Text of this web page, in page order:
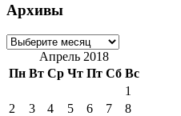
Архивы
Архивы
Апрель 2018
Пн Вт Ср Чт Пт Сб Вс
1
2
3 4 5 6 7
8